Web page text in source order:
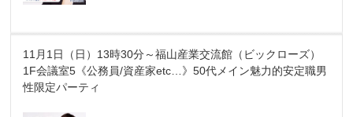
11月1日（日）13時30分～福山産業交流館（ビックローズ）
1F会議室5《公務員/資産家etc…》50代メイン魅力的安定職男
性限定パーティ